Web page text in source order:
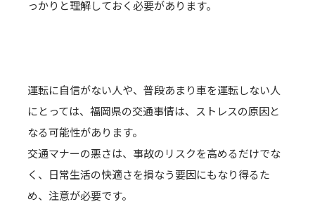
っかりと理解しておく必要があります。
運転に自信がない人や、普段あまり車を運転しない人
にとっては、福岡県の交通事情は、ストレスの原因と
なる可能性があります。
交通マナーの悪さは、事故のリスクを高めるだけでな
く、日常生活の快適さを損なう要因にもなり得るた
め、注意が必要です。